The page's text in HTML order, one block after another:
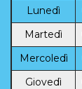
Lunedì
Martedì
Mercoledì
Giovedì